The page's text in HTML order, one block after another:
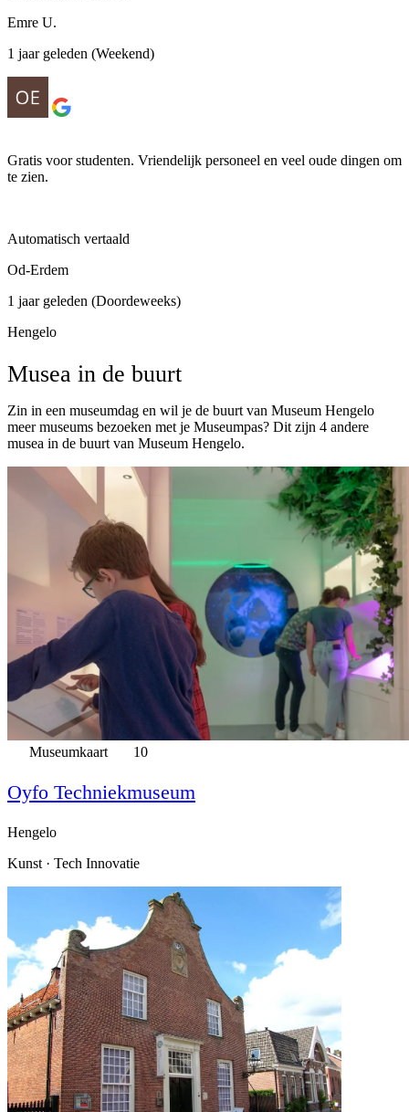
Emre U.
1 jaar geleden (Weekend)
Gratis voor studenten. Vriendelijk personeel en veel oude dingen om
te zien.
Automatisch vertaald
Od-Erdem
1 jaar geleden (Doordeweeks)
Hengelo
Musea in de buurt
Zin in een museumdag en wil je de buurt van Museum Hengelo
meer museums bezoeken met je Museumpas? Dit zijn 4 andere
musea in de buurt van Museum Hengelo.
Museumkaart 10
Oyfo Techniekmuseum
Hengelo
Kunst · Tech Innovatie